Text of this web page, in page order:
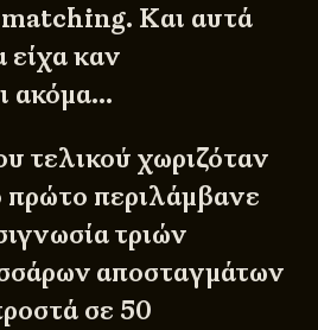
Και αυτά
είχα καν
ακόμα…
τελικού χωριζόταν
πρώτο περιλάμβανε
τριών
αποσταγμάτων
σε 50